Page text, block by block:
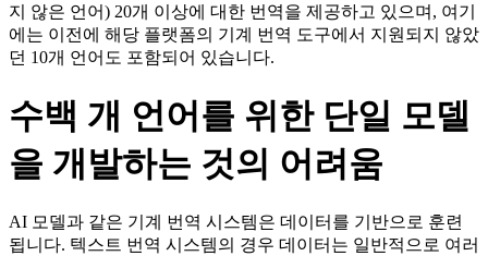
지 않은 언어) 20개 이상에 대한 번역을 제공하고 있으며, 여기
에는 이전에 해당 플랫폼의 기계 번역 도구에서 지원되지 않았
던 10개 언어도 포함되어 있습니다.
수백 개 언어를 위한 단일 모델
을 개발하는 것의 어려움
AI 모델과 같은 기계 번역 시스템은 데이터를 기반으로 훈련
됩니다. 텍스트 번역 시스템의 경우 데이터는 일반적으로 여러